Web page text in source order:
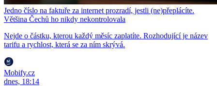
Jedno číslo na faktuře za internet prozradí, jestli (ne)přeplácíte.
Většina Čechů ho nikdy nekontrolovala
Nejde o částku, kterou každý měsíc zaplatíte. Rozhodující je název
tarifu a rychlost, která se za ním skrývá.
Mobify.cz
dnes, 18:14